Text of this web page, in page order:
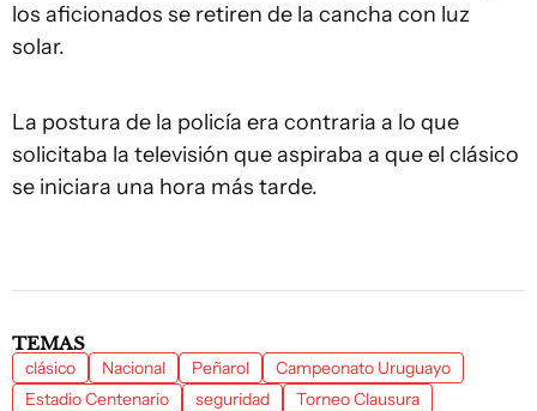
los aficionados se retiren de la cancha con luz
solar.
La postura de la policía era contraria a lo que
solicitaba la televisión que aspiraba a que el clásico
se iniciara una hora más tarde.
TEMAS
clásico Nacional Peñarol
Campeonato Uruguayo
Estadio Centenario
seguridad Torneo Clausura